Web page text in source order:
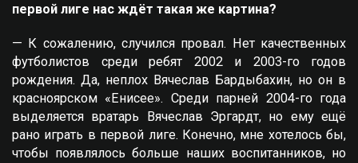
первой лиге нас ждёт такая же картина?
— К сожалению, случился провал. Нет качественных
футболистов среди ребят 2002 и 2003-го годов
рождения. Да, неплох Вячеслав Бардыбахин, но он в
красноярском «Енисее». Среди парней 2004-го года
выделяется вратарь Вячеслав Эргардт, но ему ещё
рано играть в первой лиге. Конечно, мне хотелось бы,
чтобы появлялось больше наших воспитанников, но